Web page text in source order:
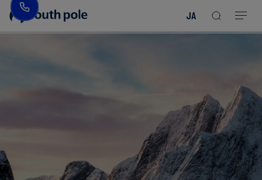
JA
紹
介
ョ
ン
見
る
ト
今
Read more
Read more
Read more
Read more
Read more